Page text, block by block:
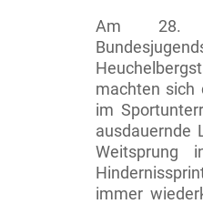
Am 28.
machten sich
im
ausdauernde
immer